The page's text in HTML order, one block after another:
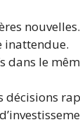
inattendue.
le
décisions